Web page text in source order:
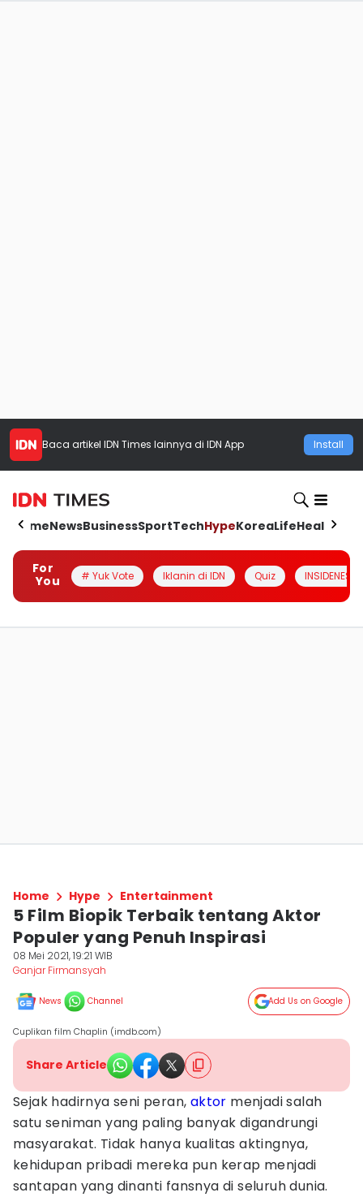
Baca artikel IDN Times lainnya di IDN App Install
HomeNewsBusinessSportTechHypeKoreaLifeHealth
For
You
# Yuk Vote Iklanin di IDN Quiz INSIDENESIA
Home Hype Entertainment
5 Film Biopik Terbaik tentang Aktor
Populer yang Penuh Inspirasi
08 Mei 2021, 19:21 WIB
Ganjar Firmansyah
News Channel Add Us on Google
Cuplikan film Chaplin (imdb.com)
Share Article
Sejak hadirnya seni peran, aktor menjadi salah
satu seniman yang paling banyak digandrungi
masyarakat. Tidak hanya kualitas aktingnya,
kehidupan pribadi mereka pun kerap menjadi
santapan yang dinanti fansnya di seluruh dunia.